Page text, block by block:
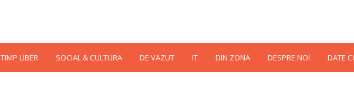
TIMP LIBER SOCIAL & CULTURA DE VAZUT IT DIN ZONA DESPRE NOI DATE